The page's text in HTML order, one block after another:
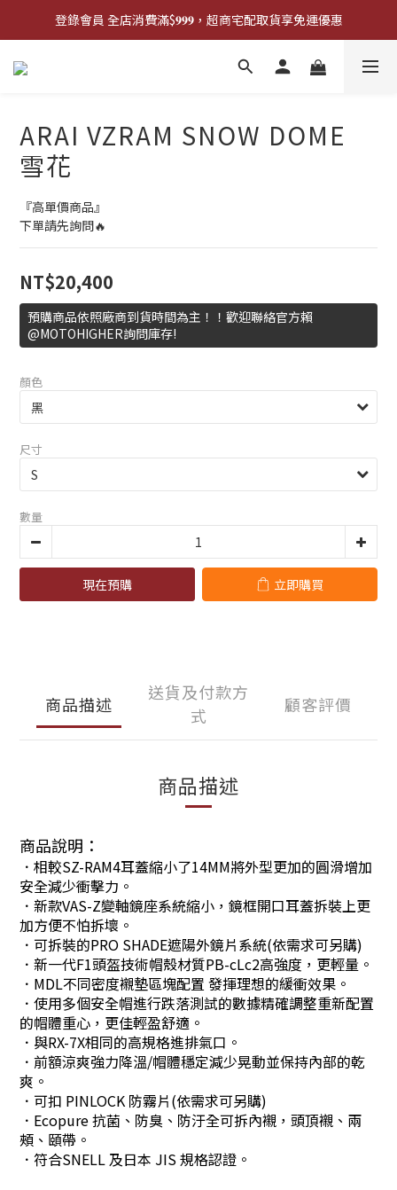
登錄會員 全店消費滿$𝟗𝟗𝟗，超商宅配取貨享免運優惠
登錄會員 全店消費滿$𝟗𝟗𝟗，超商宅配取貨享免運優惠
歡迎來門市試戴尺寸
登錄會員 全店消費滿$𝟗𝟗𝟗，超商宅配取貨享免運優惠
ARAI VZRAM SNOW DOME
雪花
『高單價商品』
下單請先詢問🔥
NT$20,400
預購商品依照廠商到貨時間為主！！歡迎聯絡官方賴
@MOTOHIGHER詢問庫存!
顏色
尺寸
數量
現在預購 立即購買
商品描述
送貨及付款方
式
顧客評價
商品描述
商品說明：
．相較SZ-RAM4耳蓋縮小了14MM將外型更加的圓滑增加
安全減少衝擊力。
．新款VAS-Z變軸鏡座系統縮小，鏡框開口耳蓋拆裝上更
加方便不怕拆壞。
．可拆裝的PRO SHADE遮陽外鏡片系統(依需求可另購)
．新一代F1頭盔技術帽殼材質PB-cLc2高強度，更輕量。
．MDL不同密度襯墊區塊配置 發揮理想的緩衝效果。
．使用多個安全帽進行跌落測試的數據精確調整重新配置
的帽體重心，更佳輕盈舒適。
．與RX-7X相同的高規格進排氣口。
．前額涼爽強力降溫/帽體穩定減少晃動並保持內部的乾
爽。
．可扣 PINLOCK 防霧片(依需求可另購)
．Ecopure 抗菌、防臭、防汙全可拆內襯，頭頂襯、兩
頰、頤帶。
．符合SNELL 及日本 JIS 規格認證。